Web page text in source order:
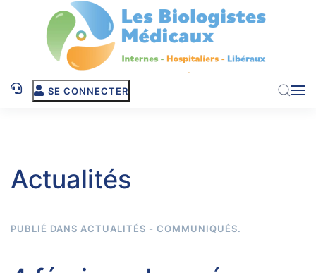
Skip to main content
SE CONNECTER
Actualités
PUBLIÉ DANS ACTUALITÉS - COMMUNIQUÉS.